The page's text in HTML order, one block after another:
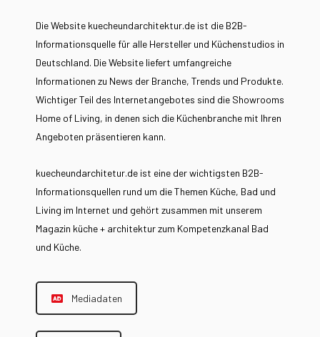
Die Website kuecheundarchitektur.de ist die B2B-
Informationsquelle für alle Hersteller und Küchenstudios in
Deutschland. Die Website liefert umfangreiche
Informationen zu News der Branche, Trends und Produkte.
Wichtiger Teil des Internetangebotes sind die Showrooms
Home of Living, in denen sich die Küchenbranche mit Ihren
Angeboten präsentieren kann.
kuecheundarchitetur.de ist eine der wichtigsten B2B-
Informationsquellen rund um die Themen Küche, Bad und
Living im Internet und gehört zusammen mit unserem
Magazin küche + architektur zum Kompetenzkanal Bad
und Küche.
Mediadaten